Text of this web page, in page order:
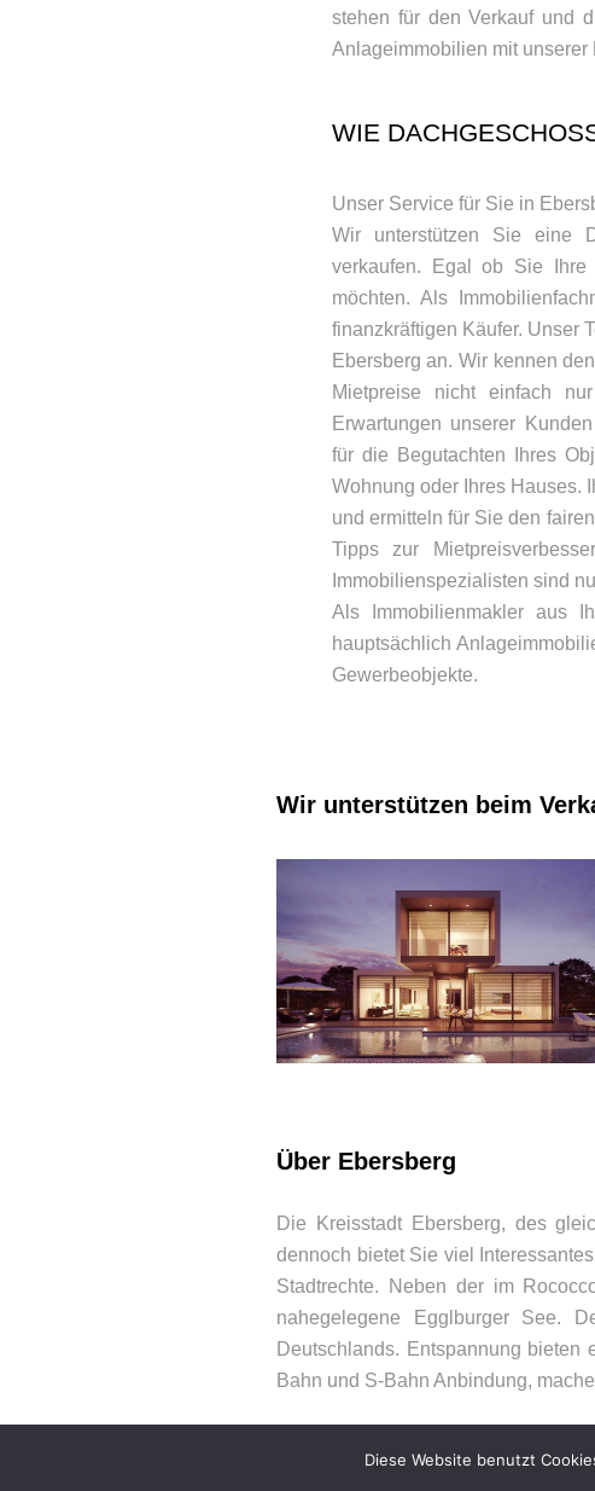
stehen für den Verkauf und
Anlageimmobilien mit unserer
WIE
Unser Service für Sie in
Wir unterstützen Sie eine
verkaufen. Egal ob Sie Ihre
möchten. Als
finanzkräftigen Käufer. Unser
Ebersberg an. Wir kennen
Mietpreise nicht einfach
Erwartungen unserer
für die Begutachten Ihres
Wohnung oder Ihres Hauses.
und ermitteln für Sie den
Tipps zur
Immobilienspezialisten sind
Als Immobilienmakler aus
hauptsächlich
Gewerbeobjekte.
Wir unterstützen beim
Über Ebersberg
Die Kreisstadt Ebersberg, des
dennoch bietet Sie viel
Stadtrechte. Neben der im
nahegelegene Egglburger See.
Deutschlands. Entspannung
Bahn und S-Bahn Anbindung,
© 2026 –
Diese Website benutzt